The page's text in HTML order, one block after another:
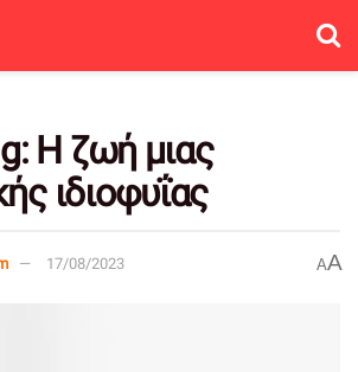
Η ζωή μιας
ιδιοφυΐας
17/08/2023 AA